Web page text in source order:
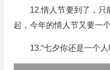
12.情人节要到了，
起，今年的情人节又要一个
13.“七夕你还是一个